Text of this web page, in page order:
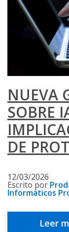
NUEVA
SOBRE
DE
12/03/2026
Escrito por
Informáticos
Leer